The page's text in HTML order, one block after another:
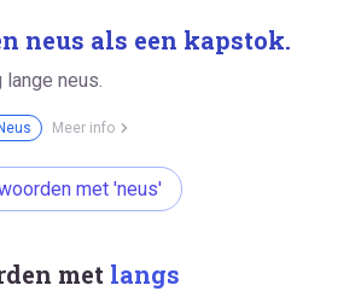
neus als een kapstok.
neus.
Meer info
met 'neus'
met langs